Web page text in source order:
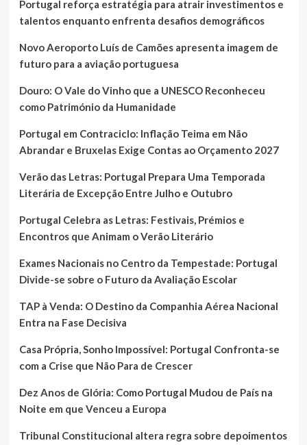
Portugal reforça estratégia para atrair investimentos e
talentos enquanto enfrenta desafios demográficos
Novo Aeroporto Luís de Camões apresenta imagem de
futuro para a aviação portuguesa
Douro: O Vale do Vinho que a UNESCO Reconheceu
como Património da Humanidade
Portugal em Contraciclo: Inflação Teima em Não
Abrandar e Bruxelas Exige Contas ao Orçamento 2027
Verão das Letras: Portugal Prepara Uma Temporada
Literária de Excepção Entre Julho e Outubro
Portugal Celebra as Letras: Festivais, Prémios e
Encontros que Animam o Verão Literário
Exames Nacionais no Centro da Tempestade: Portugal
Divide-se sobre o Futuro da Avaliação Escolar
TAP à Venda: O Destino da Companhia Aérea Nacional
Entra na Fase Decisiva
Casa Própria, Sonho Impossível: Portugal Confronta-se
com a Crise que Não Para de Crescer
Dez Anos de Glória: Como Portugal Mudou de País na
Noite em que Venceu a Europa
Tribunal Constitucional altera regra sobre depoimentos